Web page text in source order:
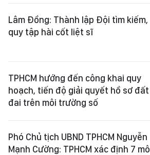
Lâm Đồng: Thành lập Đội tìm kiếm,
quy tập hài cốt liệt sĩ
TPHCM hướng đến công khai quy
hoạch, tiến độ giải quyết hồ sơ đất
đai trên môi trường số
Phó Chủ tịch UBND TPHCM Nguyễn
Mạnh Cường: TPHCM xác định 7 mô